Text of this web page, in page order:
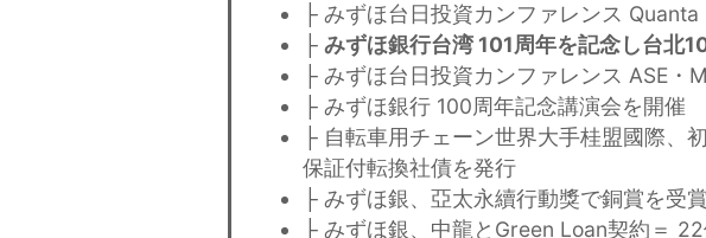
├ みずほ台日投資カンファレンス
├ みずほ銀行台湾 101周年を記念し台北
├ みずほ台日投資カンファレンス ASE・
├ みずほ銀行 100周年記念講演会を開催
├ 自転車用チェーン世界大手桂盟國際、
保証付転換社債を発行
├ みずほ銀、亞太永續行動獎で銅賞を受賞
├ みずほ銀、中龍とGreen Loan契約＝